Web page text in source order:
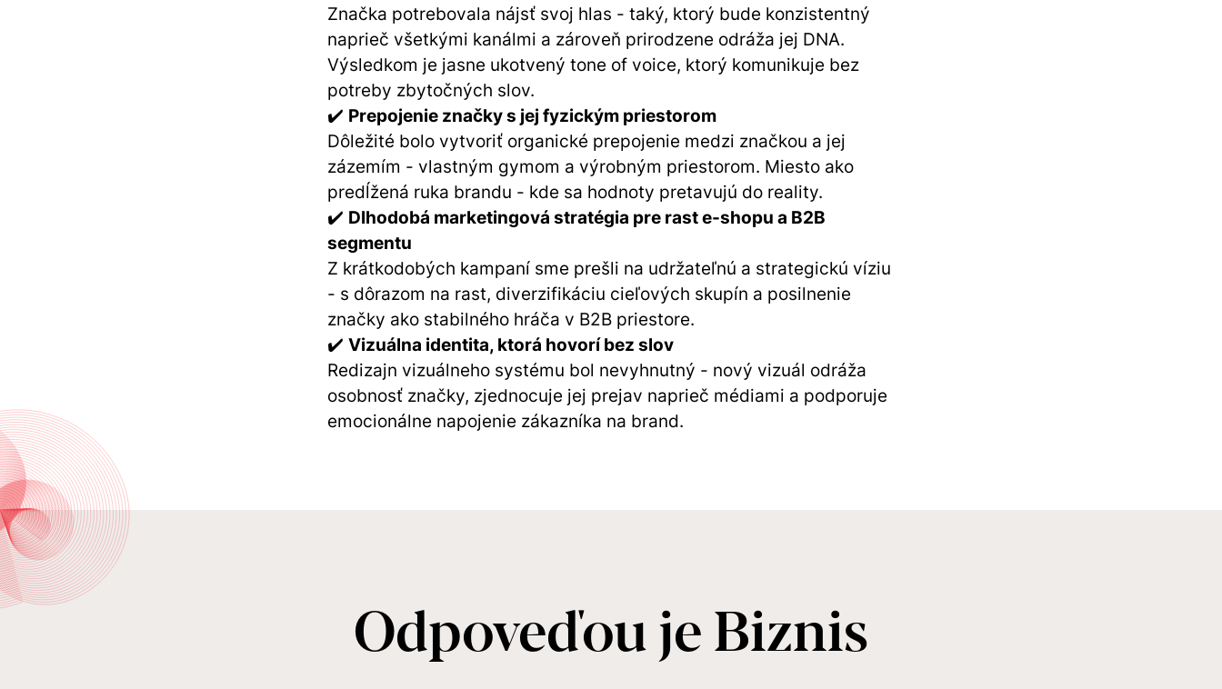
Značka potrebovala nájsť svoj hlas - taký, ktorý bude konzistentný
naprieč všetkými kanálmi a zároveň prirodzene odráža jej DNA.
Výsledkom je jasne ukotvený tone of voice, ktorý komunikuje bez
potreby zbytočných slov.
✔️ Prepojenie značky s jej fyzickým priestorom
Dôležité bolo vytvoriť organické prepojenie medzi značkou a jej
zázemím - vlastným gymom a výrobným priestorom. Miesto ako
predĺžená ruka brandu - kde sa hodnoty pretavujú do reality.
✔️ Dlhodobá marketingová stratégia pre rast e-shopu a B2B
segmentu
Z krátkodobých kampaní sme prešli na udržateľnú a strategickú víziu
- s dôrazom na rast, diverzifikáciu cieľových skupín a posilnenie
značky ako stabilného hráča v B2B priestore.
✔️ Vizuálna identita, ktorá hovorí bez slov
Redizajn vizuálneho systému bol nevyhnutný - nový vizuál odráža
osobnosť značky, zjednocuje jej prejav naprieč médiami a podporuje
emocionálne napojenie zákazníka na brand.
Odpoveďou je Biznis